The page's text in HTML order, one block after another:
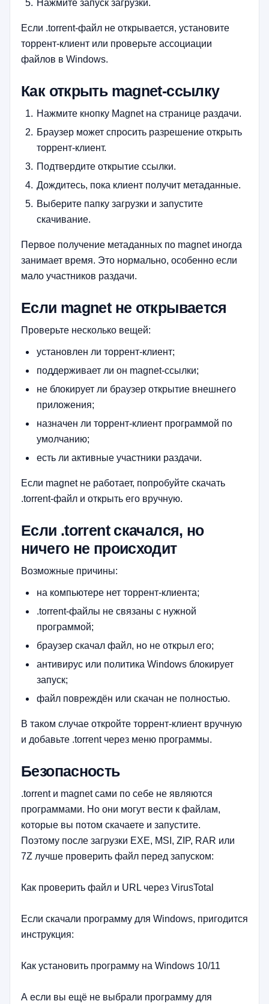
Нажмите запуск загрузки.
Если .torrent-файл не открывается, установите
торрент-клиент или проверьте ассоциации
файлов в Windows.
Как открыть magnet-ссылку
Нажмите кнопку Magnet на странице раздачи.
Браузер может спросить разрешение открыть
торрент-клиент.
Подтвердите открытие ссылки.
Дождитесь, пока клиент получит метаданные.
Выберите папку загрузки и запустите
скачивание.
Первое получение метаданных по magnet иногда
занимает время. Это нормально, особенно если
мало участников раздачи.
Если magnet не открывается
Проверьте несколько вещей:
установлен ли торрент-клиент;
поддерживает ли он magnet-ссылки;
не блокирует ли браузер открытие внешнего
приложения;
назначен ли торрент-клиент программой по
умолчанию;
есть ли активные участники раздачи.
Если magnet не работает, попробуйте скачать
.torrent-файл и открыть его вручную.
Если .torrent скачался, но
ничего не происходит
Возможные причины:
на компьютере нет торрент-клиента;
.torrent-файлы не связаны с нужной
программой;
браузер скачал файл, но не открыл его;
антивирус или политика Windows блокирует
запуск;
файл повреждён или скачан не полностью.
В таком случае откройте торрент-клиент вручную
и добавьте .torrent через меню программы.
Безопасность
.torrent и magnet сами по себе не являются
программами. Но они могут вести к файлам,
которые вы потом скачаете и запустите.
Поэтому после загрузки EXE, MSI, ZIP, RAR или
7Z лучше проверить файл перед запуском:
Как проверить файл и URL через VirusTotal
Если скачали программу для Windows, пригодится
инструкция:
Как установить программу на Windows 10/11
А если вы ещё не выбрали программу для